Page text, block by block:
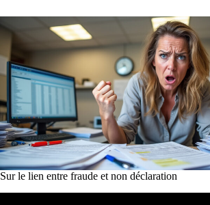
Sur le lien entre fraude et non déclaration